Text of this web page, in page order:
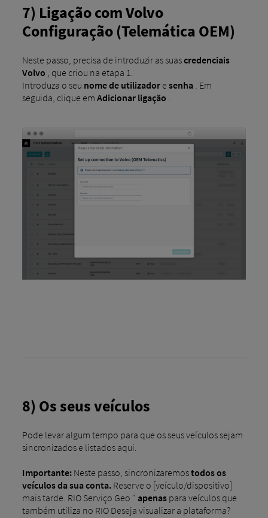
7) Ligação com Volvo
Configuração (Telemática OEM)
Neste passo, precisa de introduzir as suascredenciais
Volvo , que criou na etapa 1.
Introduza o seu nome de utilizadore senha. Em
seguida, clique em Adicionar ligação
8) Os seus veículos
Pode levar algum tempo para que os seus veículos sejam
sincronizados e listados aqui.
Importante:Neste passo, sincronizaremostodos os
veículos da sua conta.Reserve o [veículo/dispositivo]
mais tarde. RIO Serviço Geo " apenaspara veículos que
também utiliza no RIO Deseja visualizar a plataforma?